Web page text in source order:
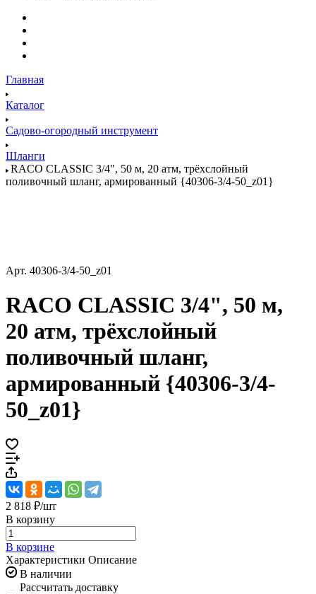
Главная
Каталог
Садово-огородный инструмент
Шланги
RACO CLASSIC 3/4", 50 м, 20 атм, трёхслойный
поливочный шланг, армированный {40306-3/4-50_z01}
Арт. 40306-3/4-50_z01
RACO CLASSIC 3/4", 50 м,
20 атм, трёхслойный
поливочный шланг,
армированный {40306-3/4-
50_z01}
2 818 ₽/шт
В корзину
В корзине
Характеристики Описание
В наличии
Рассчитать доставку